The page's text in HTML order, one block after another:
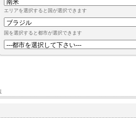
エリアを選択すると国が選択できます
国を選択すると都市が選択できます